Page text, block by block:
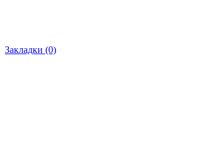
Закладки (0)